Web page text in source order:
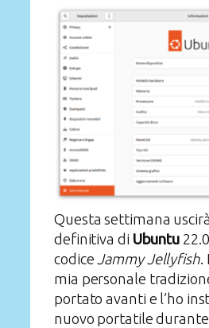
Questa settimana
definitiva di Ubuntu
codiceJammy Jellyfish.
mia personale
portato avanti e l’ho
nuovo portatile durante